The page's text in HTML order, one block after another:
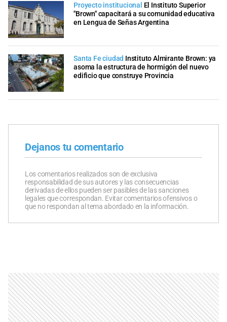
Proyecto institucional El Instituto Superior
"Brown" capacitará a su comunidad educativa
en Lengua de Señas Argentina
Santa Fe ciudad Instituto Almirante Brown: ya
asoma la estructura de hormigón del nuevo
edificio que construye Provincia
Dejanos tu comentario
Los comentarios realizados son de exclusiva
responsabilidad de sus autores y las consecuencias
derivadas de ellos pueden ser pasibles de las sanciones
legales que correspondan. Evitar comentarios ofensivos o
que no respondan al tema abordado en la información.